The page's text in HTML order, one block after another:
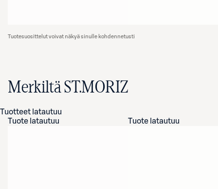
Tuotesuosittelut voivat näkyä sinulle kohdennetusti
Merkiltä ST.MORIZ
Tuotteet latautuu
Tuote latautuu
Tuote latautuu